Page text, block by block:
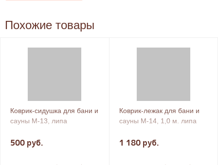
Похожие товары
Коврик-сидушка для бани и
сауны М-13, липа
500 руб.
Коврик-лежак для бани и
сауны М-14, 1,0 м. липа
1 180 руб.